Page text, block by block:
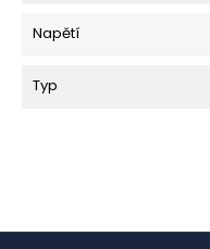
Napětí
Typ